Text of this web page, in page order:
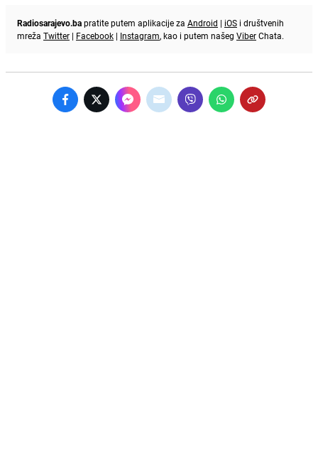
Radiosarajevo.bapratite putem aplikacije za Android | iOS i društvenih
mreža Twitter | Facebook | Instagram, kao i putem našeg ViberChata.